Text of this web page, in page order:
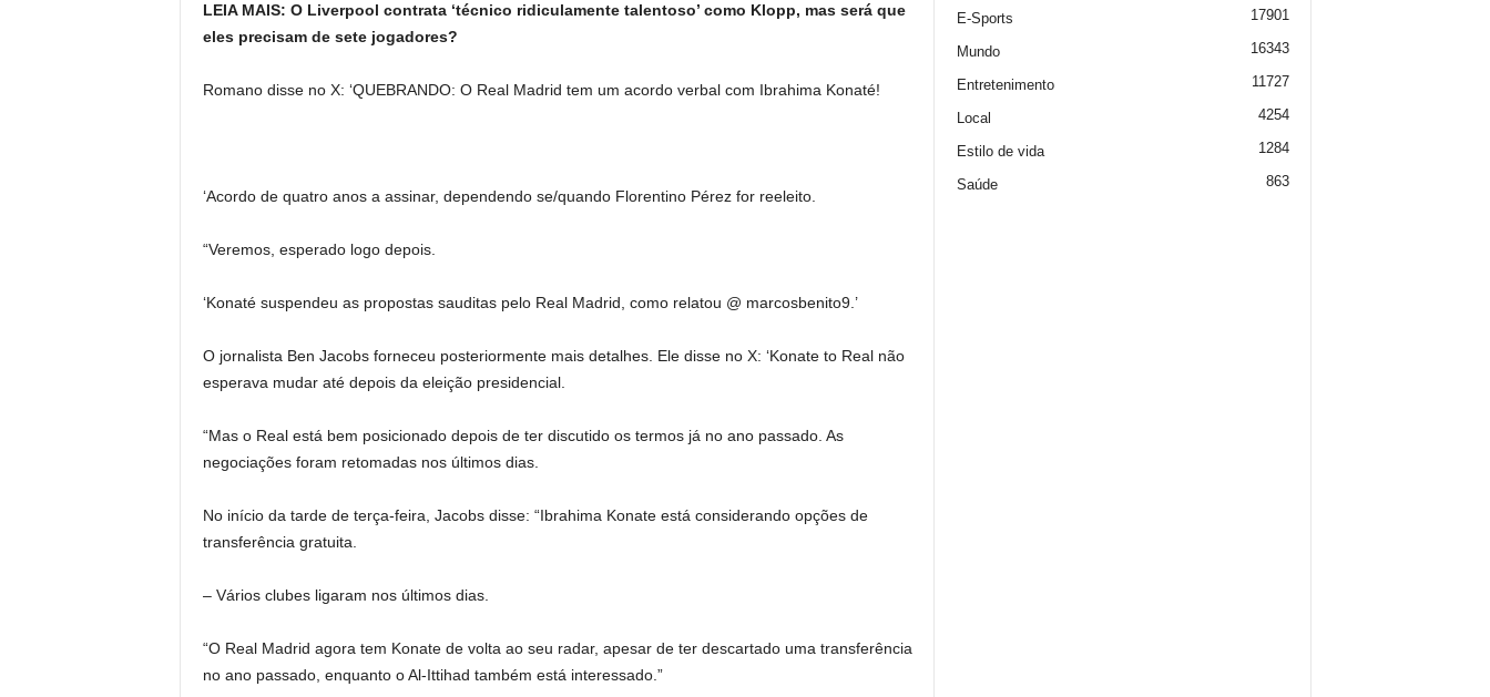
LEIA MAIS: O Liverpool contrata ‘técnico ridiculamente talentoso’ como Klopp, mas será que
eles precisam de sete jogadores?
Romano disse no X: ‘QUEBRANDO: O Real Madrid tem um acordo verbal com Ibrahima Konaté!
‘Acordo de quatro anos a assinar, dependendo se/quando Florentino Pérez for reeleito.
“Veremos, esperado logo depois.
‘Konaté suspendeu as propostas sauditas pelo Real Madrid, como relatou @ marcosbenito9.’
O jornalista Ben Jacobs forneceu posteriormente mais detalhes. Ele disse no X: ‘Konate to Real não
esperava mudar até depois da eleição presidencial.
“Mas o Real está bem posicionado depois de ter discutido os termos já no ano passado. As
negociações foram retomadas nos últimos dias.
No início da tarde de terça-feira, Jacobs disse: “Ibrahima Konate está considerando opções de
transferência gratuita.
– Vários clubes ligaram nos últimos dias.
“O Real Madrid agora tem Konate de volta ao seu radar, apesar de ter descartado uma transferência
no ano passado, enquanto o Al-Ittihad também está interessado.”
E-Sports 17901
Mundo 16343
Entretenimento 11727
Local 4254
Estilo de vida 1284
Saúde 863